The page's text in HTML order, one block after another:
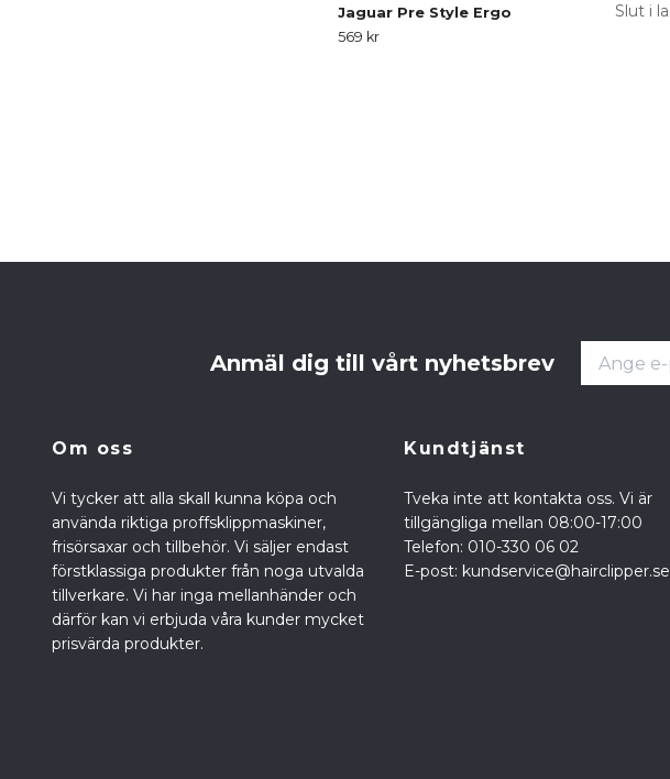
Jaguar Pre Style Ergo
569 kr
Slut i
Anmäl dig till vårt nyhetsbrev
Om oss
Vi tycker att alla skall kunna köpa och
använda riktiga proffsklippmaskiner,
frisörsaxar och tillbehör. Vi säljer endast
förstklassiga produkter från noga utvalda
tillverkare. Vi har inga mellanhänder och
därför kan vi erbjuda våra kunder mycket
prisvärda produkter.
Kundtjänst
Tveka inte att kontakta oss. Vi är
tillgängliga mellan 08:00-17:00
Telefon: 010-330 06 02
E-post: kundservice@hairclipper.se